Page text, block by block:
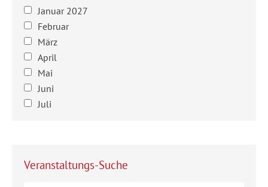
Januar 2027
Februar
März
April
Mai
Juni
Juli
Veranstaltungs-Suche